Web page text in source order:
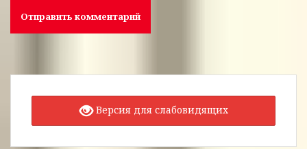
Версия для слабовидящих